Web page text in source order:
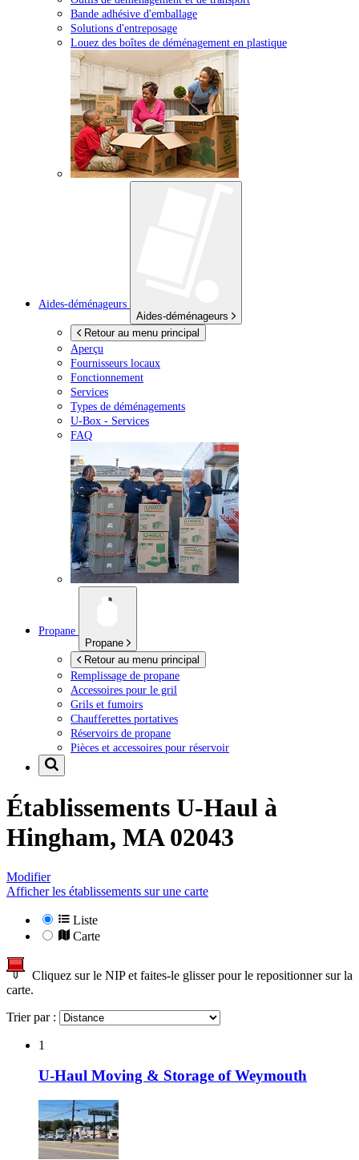
Bande adhésive d'emballage
Solutions d'entreposage
Louez des boîtes de déménagement en plastique
Aides-déménageurs
Aides-déménageurs
Retour au menu principal
Aperçu
Fournisseurs locaux
Fonctionnement
Services
Types de déménagements
U-Box - Services
FAQ
Propane
Propane
Retour au menu principal
Remplissage de propane
Accessoires pour le gril
Grils et fumoirs
Chaufferettes portatives
Réservoirs de propane
Pièces et accessoires pour réservoir
Établissements U-Haul à
Hingham, MA 02043
Modifier
Afficher les établissements sur une carte
Liste
Carte
Cliquez sur le NIP et faites-le glisser pour le repositionner sur la
carte.
Trier par :
1
U-Haul Moving & Storage of Weymouth